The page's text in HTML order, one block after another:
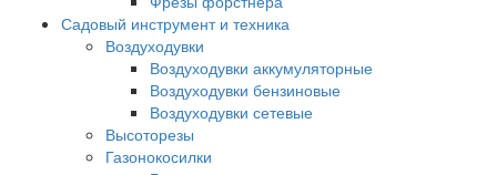
Садовый инструмент и техника
Воздуходувки
Воздуходувки аккумуляторные
Воздуходувки бензиновые
Воздуходувки сетевые
Высоторезы
Газонокосилки